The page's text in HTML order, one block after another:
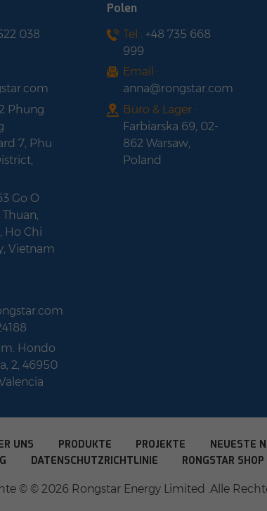
038
Phung
7, Phu
Go O
Ho Chi
Vietnam
Polen
Tel :+48 735 668
999
Email :
anna@rongstar.com
Büro & Lager :
Farbiarska 69, 02-
862 Warsaw,
Poland
Hondo
2, 46950
UNS PRODUKTE PROJEKTE NEUESTE
DATENSCHUTZRICHTLINIE RONGSTAR SHOP
© © 2026 Rongstar Energy Limited .Alle